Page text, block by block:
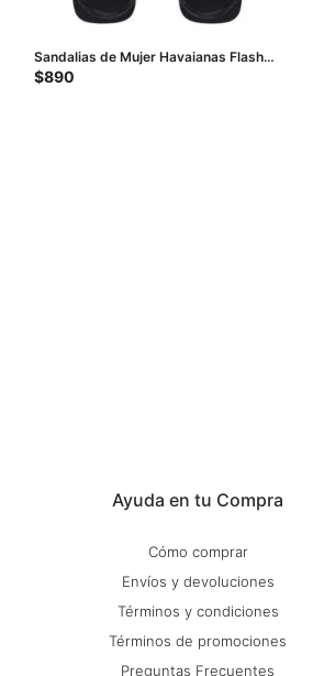
Sandalias de Mujer Havaianas Flash
Urban - Negro
$890
Ayuda en tu Compra
Cómo comprar
Envíos y devoluciones
Términos y condiciones
Términos de promociones
Preguntas Frecuentes